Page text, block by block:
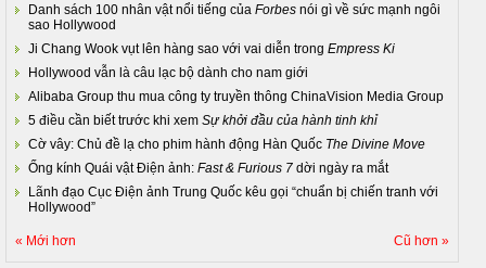
Danh sách 100 nhân vật nổi tiếng của Forbes nói gì về sức mạnh ngôi
sao Hollywood
Ji Chang Wook vụt lên hàng sao với vai diễn trong Empress Ki
Hollywood vẫn là câu lạc bộ dành cho nam giới
Alibaba Group thu mua công ty truyền thông ChinaVision Media Group
5 điều cần biết trước khi xem Sự khởi đầu của hành tinh khỉ
Cờ vây: Chủ đề lạ cho phim hành động Hàn Quốc The Divine Move
Ống kính Quái vật Điện ảnh: Fast & Furious 7 dời ngày ra mắt
Lãnh đạo Cục Điện ảnh Trung Quốc kêu gọi “chuẩn bị chiến tranh với
Hollywood”
« Mới hơn Cũ hơn »